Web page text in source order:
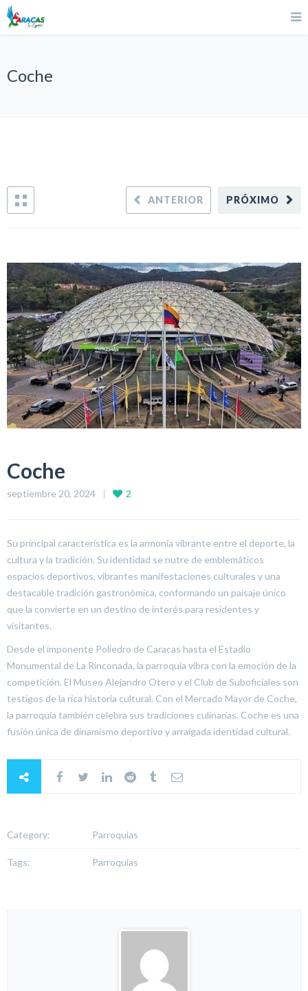
Coche
PRÓXIMO
ANTERIOR
Coche
septiembre 20, 2024 2
Su principal característica es la armonía vibrante entre el deporte, la
cultura y la tradición. Su identidad se nutre de emblemáticos
espacios deportivos, vibrantes manifestaciones culturales y una
destacable tradición gastronómica, conformando un paisaje único
que la convierte en un destino de interés para residentes y
visitantes.
Desde el imponente Poliedro de Caracas hasta el Estadio
Monumental de La Rinconada, la parroquia vibra con la emoción de la
competición. El Museo Alejandro Otero y el Club de Suboficiales son
testigos de la rica historia cultural. Con el Mercado Mayor de Coche,
la parroquia también celebra sus tradiciones culinarias. Coche es una
fusión única de dinamismo deportivo y arraigada identidad cultural.
Category: Parroquias
Tags: Parroquias